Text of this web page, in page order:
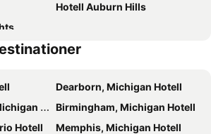
Hotell Auburn Hills
Dearborn, Michigan Hotell
Hotell
Birmingham, Michigan Hotell
Hotell
Memphis, Michigan Hotell